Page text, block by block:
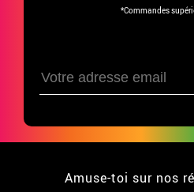
*Commandes
Amuse-toi sur nos